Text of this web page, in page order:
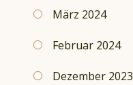
März 2024
Februar 2024
Dezember 2023